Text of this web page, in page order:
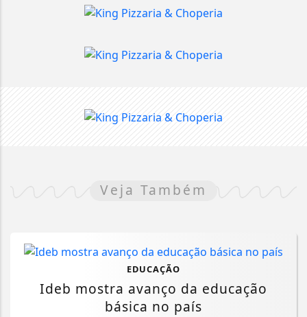
Veja Também
EDUCAÇÃO
Ideb mostra avanço da educação
básica no país